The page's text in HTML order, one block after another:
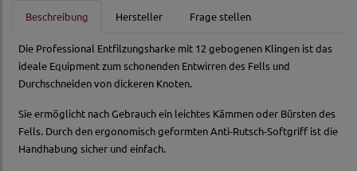
Beschreibung Hersteller Frage stellen
Die Professional Entfilzungsharke mit 12 gebogenen Klingen ist das
ideale Equipment zum schonenden Entwirren des Fells und
Durchschneiden von dickeren Knoten.
Sie ermöglicht nach Gebrauch ein leichtes Kämmen oder Bürsten des
Fells. Durch den ergonomisch geformten Anti-Rutsch-Softgriff ist die
Handhabung sicher und einfach.